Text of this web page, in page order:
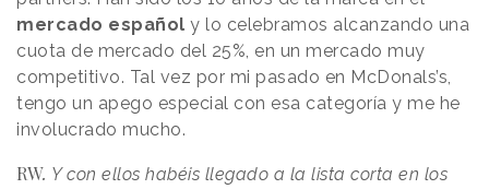
mercado español y lo celebramos alcanzando una
cuota de mercado del 25%, en un mercado muy
competitivo. Tal vez por mi pasado en McDonals’s,
tengo un apego especial con esa categoría y me he
involucrado mucho.
RW. Y con ellos habéis llegado a la lista corta en los